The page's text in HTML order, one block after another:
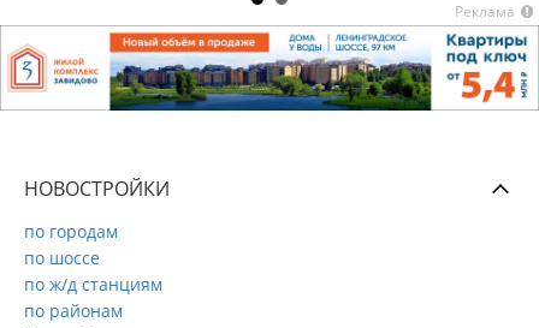
Реклама
НОВОСТРОЙКИ
по городам
по шоссе
по ж/д станциям
по районам